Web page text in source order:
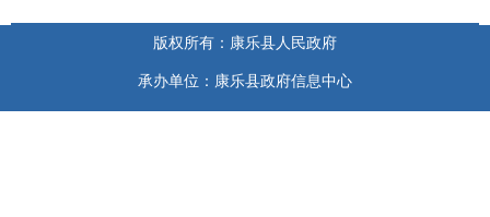
版权所有：康乐县人民政府
承办单位：康乐县政府信息中心